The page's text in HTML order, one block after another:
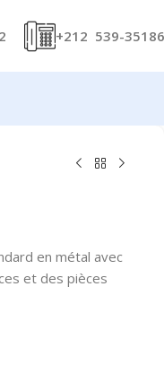
+212 539-
en métal avec
et des pièces